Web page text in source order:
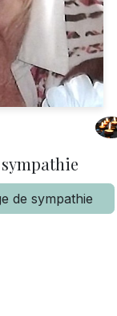
de sympathie